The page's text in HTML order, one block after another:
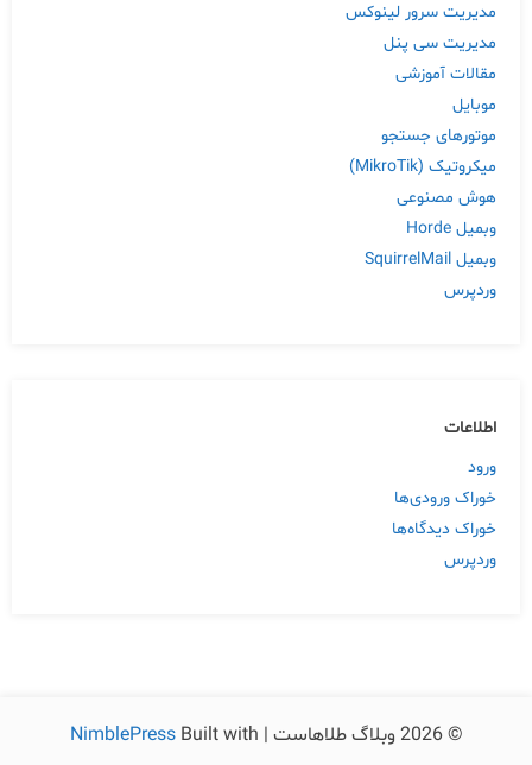
مدیریت سرور لینوکس
مدیریت سی پنل
مقالات آموزشی
موبایل
موتورهای جستجو
میکروتیک (MikroTik)
هوش مصنوعی
وبمیل Horde
وبمیل SquirrelMail
وردپرس
اطلاعات
ورود
خوراک ورودی‌ها
خوراک دیدگاه‌ها
وردپرس
© 2026 وبلاگ طلاهاست | Built with NimblePress